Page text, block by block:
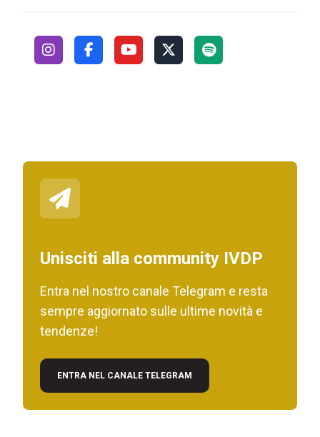
Unisciti alla community IVDP
Entra nel nostro canale Telegram e resta
sempre aggiornato sulle ultime novità e
tendenze!
ENTRA NEL CANALE TELEGRAM